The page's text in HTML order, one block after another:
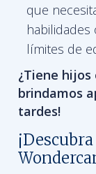
que
límites de
¿Tiene hijos
brindamos
tardes!